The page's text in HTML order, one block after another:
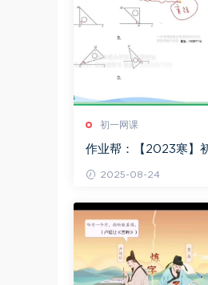
初一网课
作业帮：【2023寒】
2025-08-24